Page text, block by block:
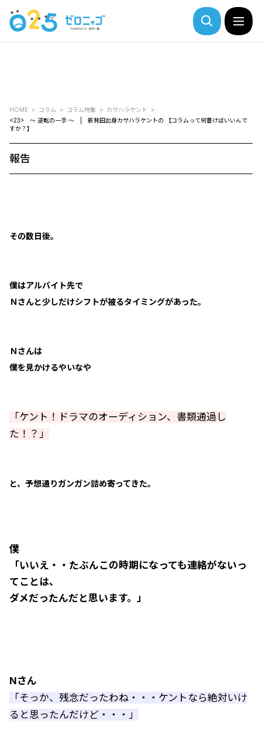
HOME コラム コラム特集
カサハラケント
<23> ～ 逆転の一手 ～ | 新発田出身カサハラケントの 【コラムって何書けばいいんで
すか？】
報告
その数日後。
僕はアルバイト先で
Ｎさんと少しだけシフトが被るタイミングがあった。
Ｎさんは
僕を見かけるやいなや
「ケント！ドラマのオーディション、書類通過し
た！？」
と、予想通りガンガン詰め寄ってきた。
僕
「いいえ・・たぶんこの時期になっても連絡がないっ
てことは、
ダメだったんだと思います。」
Nさん
「そっか、残念だったわね・・・ケントなら絶対いけ
ると思ったんだけど・・・」